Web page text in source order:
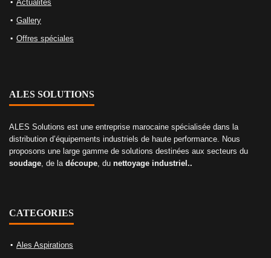
Actualites
Gallery
Offres spéciales
ALES SOLUTIONS
ALES Solutions est une entreprise marocaine spécialisée dans la
distribution d’équipements industriels de haute performance. Nous
proposons une large gamme de solutions destinées aux secteurs du
soudage, de la découpe, du nettoyage industriel..
CATEGORIES
Ales Aspirations